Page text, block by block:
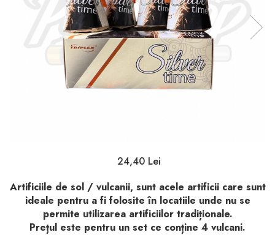
24,40 Lei
Artificiile de sol / vulcanii, sunt acele artificii care sunt
ideale pentru a fi folosite în locatiile unde nu se
permite utilizarea artificiilor tradiționale.
Prețul este pentru un set ce conține 4 vulcani.